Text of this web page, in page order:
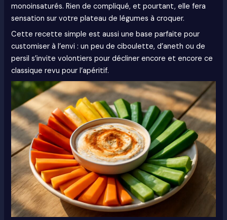
monoinsaturés. Rien de compliqué, et pourtant, elle fera
sensation sur votre plateau de légumes à croquer.
Cette recette simple est aussi une base parfaite pour
customiser à l’envi : un peu de ciboulette, d’aneth ou de
persil s’invite volontiers pour décliner encore et encore ce
classique revu pour l’apéritif.